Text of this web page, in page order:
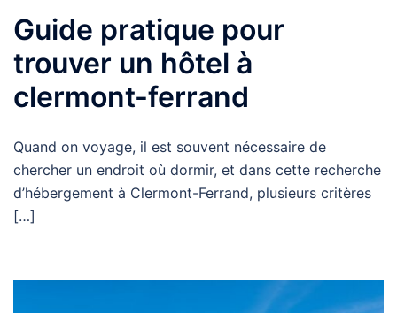
Guide pratique pour
trouver un hôtel à
clermont-ferrand
Quand on voyage, il est souvent nécessaire de
chercher un endroit où dormir, et dans cette recherche
d’hébergement à Clermont-Ferrand, plusieurs critères
[…]